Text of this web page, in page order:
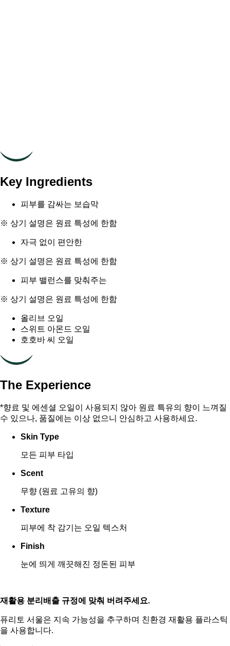
Key Ingredients
피부를 감싸는 보습막
※ 상기 설명은 원료 특성에 한함
자극 없이 편안한
※ 상기 설명은 원료 특성에 한함
피부 밸런스를 맞춰주는
※ 상기 설명은 원료 특성에 한함
올리브 오일
스위트 아몬드 오일
호호바 씨 오일
The Experience
*향료 및 에센셜 오일이 사용되지 않아 원료 특유의 향이 느껴질
수 있으나, 품질에는 이상 없으니 안심하고 사용하세요.
Skin Type
모든 피부 타입
Scent
무향 (원료 고유의 향)
Texture
피부에 착 감기는 오일 텍스처
Finish
눈에 띄게 깨끗해진 정돈된 피부
재활용 분리배출 규정에 맞춰 버려주세요.
퓨리토 서울은 지속 가능성을 추구하며 친환경 재활용 플라스틱
을 사용합니다.